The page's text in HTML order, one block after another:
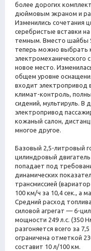
более дорогих
дюймовым экраном и
Изменились сочетания
серебристые вставки
темным. Вместо шайбы
теперь можно выбрать
электромеханического
новое место.
общем уровне
входит электропривод
климат-контроль,
сидений, мультируль. В
электропривод
кожаный салон,
многое другое.
Базовый 2,5-литровый
цилиндровый двигатель
попадает под
динамических
трансмиссией
100 км/ч за 10,4 сек., а
Средний расход
силовой агрегат — 6-
мощности 249 л.с. (350
разгоняется всего за
ограничена отметкой
составит 10 л/100 км.